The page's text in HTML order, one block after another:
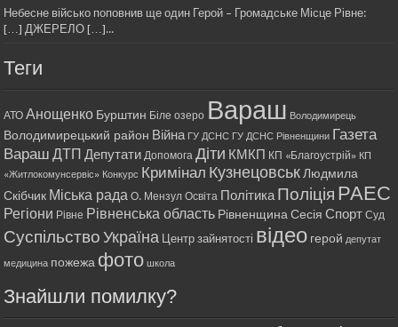
Небесне військо поповнив ще один Герой – Громадське Місце Рівне:
[…] ДЖЕРЕЛО […]...
Теги
АТО Анощенко Бурштин Біле озеро Вараш Володимирець
Володимирецький район Війна ГУ ДСНС ГУ ДСНС Рівненщини Газета
Вараш ДТП Депутати Допомога Діти КМКП КП «Благоустрій» КП
«Житлокомунсервіс» Конкурс Кримінал Кузнецовськ Людмила
Скібчик Міська рада О. Мензул Освіта ПолітикаПоліція РАЕС
Регіони Рівне Рівненська область Рівненщина Сесія Спорт Суд
Суспільство Україна Центр зайнятості відео герой депутат
медицина пожежа фото школа
Знайшли помилку?